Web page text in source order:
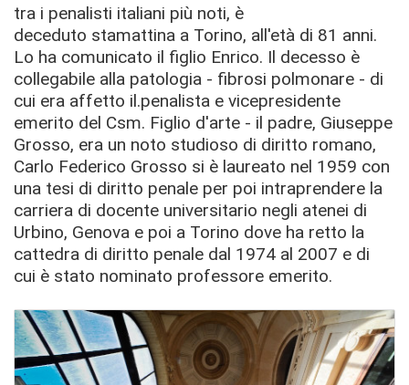
tra i penalisti italiani più noti, è
deceduto stamattina a Torino, all'età di 81 anni.
Lo ha comunicato il figlio Enrico. Il decesso è
collegabile alla patologia - fibrosi polmonare - di
cui era affetto il.penalista e vicepresidente
emerito del Csm. Figlio d'arte - il padre, Giuseppe
Grosso, era un noto studioso di diritto romano,
Carlo Federico Grosso si è laureato nel 1959 con
una tesi di diritto penale per poi intraprendere la
carriera di docente universitario negli atenei di
Urbino, Genova e poi a Torino dove ha retto la
cattedra di diritto penale dal 1974 al 2007 e di
cui è stato nominato professore emerito.